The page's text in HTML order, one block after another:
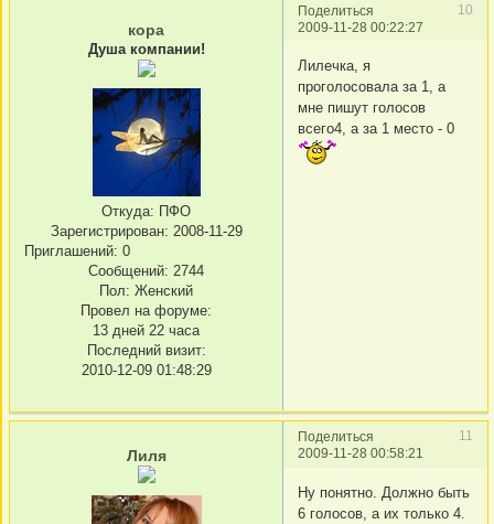
Поделиться
10
2009-11-28 00:22:27
кора
Душа компании!
Откуда: ПФО
Зарегистрирован: 2008-11-29
Приглашений: 0
Сообщений: 2744
Пол: Женский
Провел на форуме:
13 дней 22 часа
Последний визит:
2010-12-09 01:48:29
Лилечка, я
проголосовала за 1, а
мне пишут голосов
всего4, а за 1 место - 0
Поделиться
11
2009-11-28 00:58:21
Лиля
Ну понятно. Должно быть
6 голосов, а их только 4.